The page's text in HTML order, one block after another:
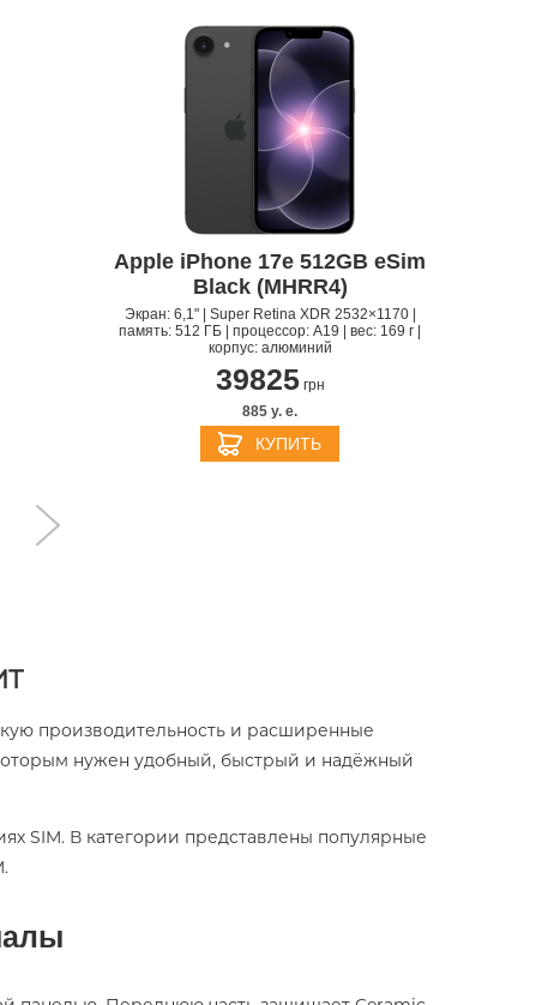
Apple iPhone 17e 512GB eSim
Black (MHRR4)
Экран: 6,1" | Super Retina XDR 2532×1170 |
память: 512 ГБ | процессор: A19 | вес: 169 г |
корпус: алюминий
39825грн
885 y. e.
КУПИТЬ
производительность и расширенные
нужен удобный, быстрый и надёжный
SIM. В категории представлены популярные